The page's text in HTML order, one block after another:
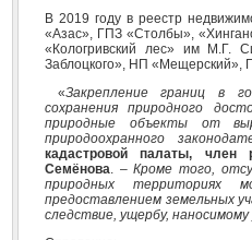
В 2019 году в реестр
«Азас», ГПЗ «Столбы»,
«Кологривский лес» им М.Г.
Заблоцкого», НП «Мещерский»,
«Закрепление границ в
сохранения природного
природные объекты от
природоохранного
кадастровой палаты,
Семёнова. –Кроме того,
природных территориях
предоставлением земельных
следствие, ущербу,